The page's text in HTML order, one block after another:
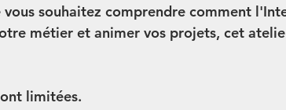
vous souhaitez comprendre comment
métier et animer vos projets, cet
limitées.